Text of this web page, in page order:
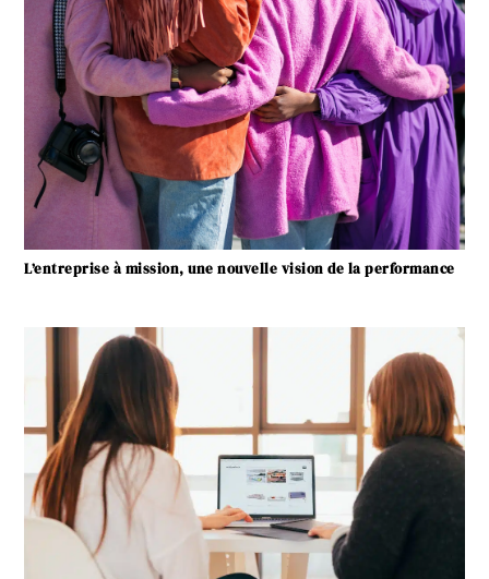
L’entreprise à mission, une nouvelle vision de la performance